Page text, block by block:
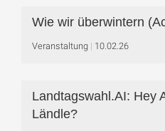
Wie wir überwintern
Veranstaltung 10.02.26
Landtagswahl.AI: Hey
Ländle?